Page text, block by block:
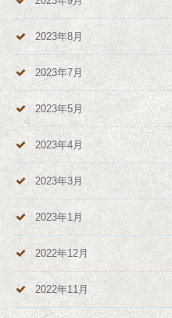
2023年8月
2023年7月
2023年5月
2023年4月
2023年3月
2023年1月
2022年12月
2022年11月